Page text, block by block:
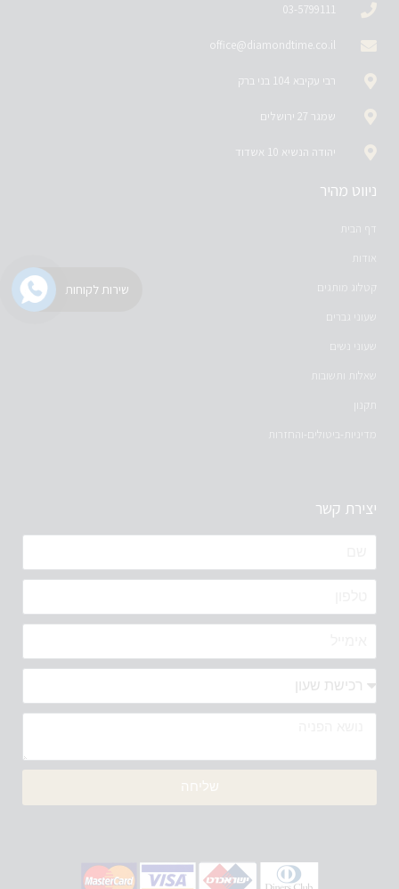
03-5799111
office@diamondtime.co.il
רבי עקיבא 104 בני ברק
שמגר 27 ירושלים
יהודה הנשיא 10 אשדוד
ניווט מהיר
דף הבית
אודות
קטלוג מותגים
שעוני גברים
שעוני נשים
שאלות ותשובות
תקנון
מדיניות-ביטולים-והחזרות
יצירת קשר
שליחה
שירות לקוחות